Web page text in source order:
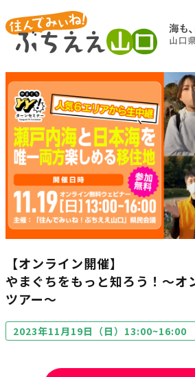
【オンライン開催】
やまぐちをもっと知ろう！～オ
ツアー～
2023年11月19日（日）13:00~16:00